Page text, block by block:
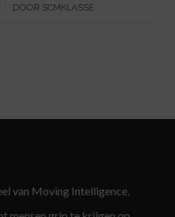
DOOR SCMKLASSE
van Moving Intelligence.